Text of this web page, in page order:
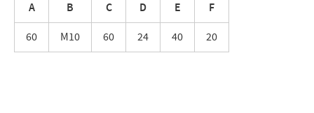
A B C D E F
60 M10 60 24 40 20